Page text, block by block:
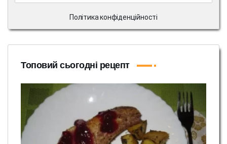
Політика конфіденційності
Топовий сьогодні рецепт